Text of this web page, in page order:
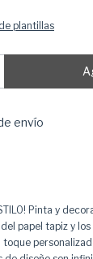
plantillas
envío
Pinta y
papel tapiz y